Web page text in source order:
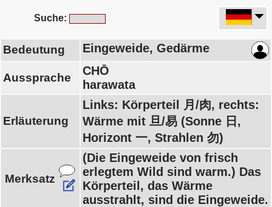
Suche:
Bedeutung Eingeweide, Gedärme
Aussprache
CHŌ
harawata
Erläuterung
Links: Körperteil 月/肉, rechts:
Wärme mit 旦/易 (Sonne 日,
Horizont 一, Strahlen 勿)
Merksatz
(Die Eingeweide von frisch
erlegtem Wild sind warm.) Das
Körperteil, das Wärme
ausstrahlt, sind die Eingeweide.